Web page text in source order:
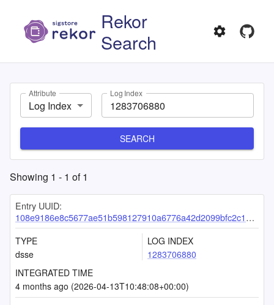
Rekor
Search
Attribute
Log Index
Log Index
SEARCH
Showing 1 - 1 of1
Entry UUID:
108e9186e8c5677ae51b598127910a6776a42d2099bfc2c1fff4719809a1b23cc6d62d73144d4cb7
TYPE
dsse
LOG INDEX
1283706880
INTEGRATED TIME
4 months ago (2026-04-13T10:48:08+00:00)